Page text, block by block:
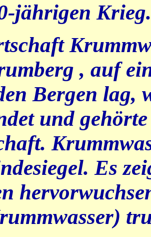
jährigen Krieg.
, auf
Bergen lag,
und
Es